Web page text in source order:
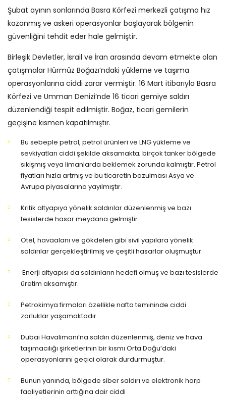
Şubat ayının sonlarında Basra Körfezi merkezli çatışma hız
kazanmış ve askeri operasyonlar başlayarak bölgenin
güvenliğini tehdit eder hale gelmiştir.
Birleşik Devletler, İsrail ve İran arasında devam etmekte olan
çatışmalar Hürmüz Boğazı’ndaki yükleme ve taşıma
operasyonlarına ciddi zarar vermiştir. 16 Mart itibarıyla Basra
Körfezi ve Umman Denizi’nde 16 ticari gemiye saldırı
düzenlendiği tespit edilmiştir. Boğaz, ticari gemilerin
geçişine kısmen kapatılmıştır.
Bu sebeple petrol, petrol ürünleri ve LNG yükleme ve
sevkiyatları ciddi şekilde aksamakta; birçok tanker bölgede
sıkışmış veya limanlarda beklemek zorunda kalmıştır. Petrol
fiyatları hızla artmış ve bu ticaretin bozulması Asya ve
Avrupa piyasalarına yayılmıştır.
Kritik altyapıya yönelik saldırılar düzenlenmiş ve bazı
tesislerde hasar meydana gelmiştir.
Otel, havaalanı ve gökdelen gibi sivil yapılara yönelik
saldırılar gerçekleştirilmiş ve çeşitli hasarlar oluşmuştur.
Enerji altyapısı da saldırıların hedefi olmuş ve bazı tesislerde
üretim aksamıştır.
Petrokimya firmaları özellikle nafta temininde ciddi
zorluklar yaşamaktadır.
Dubai Havalimanı’na saldırı düzenlenmiş, deniz ve hava
taşımacılığı şirketlerinin bir kısmı Orta Doğu’daki
operasyonlarını geçici olarak durdurmuştur.
Bunun yanında, bölgede siber saldırı ve elektronik harp
faaliyetlerinin arttığına dair ciddi